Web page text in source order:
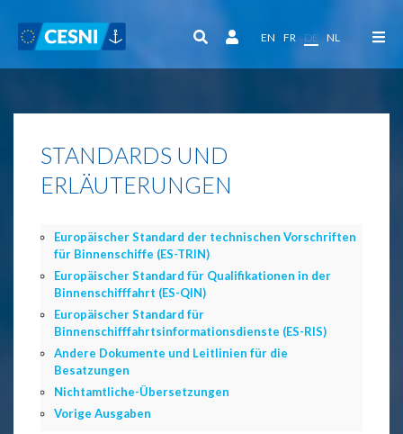
EN FR DE NL
STANDARDS UND
ERLÄUTERUNGEN
Europäischer Standard der technischen Vorschriften
für Binnenschiffe (ES-TRIN)
Europäischer Standard für Qualifikationen in der
Binnenschifffahrt (ES-QIN)
Europäischer Standard für
Binnenschifffahrtsinformationsdienste (ES-RIS)
Andere Dokumente und Leitlinien für die
Besatzungen
Nichtamtliche-Übersetzungen
Vorige Ausgaben